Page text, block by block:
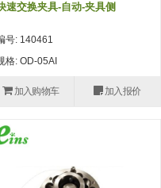
速交换夹具-自动-夹具侧
号: 140461
格: OD-05AI
加入购物车 加入报价